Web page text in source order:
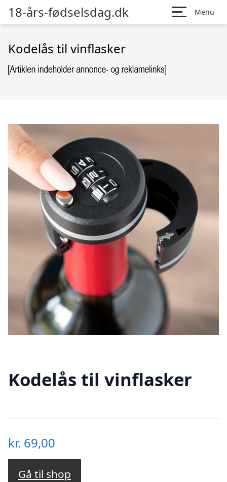
18-års-fødselsdag.dk Menu
Kodelås til vinflasker
Kodelås til vinflasker
kr. 69,00
Gå til shop